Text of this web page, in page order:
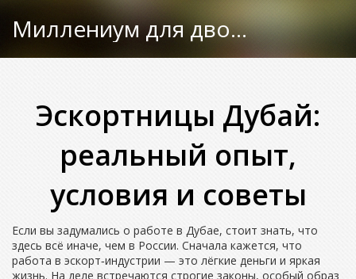
Миллениум для двоих
Эскортницы Дубай:
реальный опыт,
условия и советы
Если вы задумались о работе в Дубае, стоит знать, что
здесь всё иначе, чем в России. Сначала кажется, что
работа в эскорт‑индустрии — это лёгкие деньги и яркая
жизнь. На деле встречаются строгие законы, особый образ